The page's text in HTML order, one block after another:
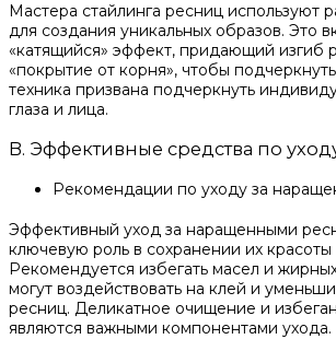
Мастера стайлинга ресниц используют
для создания уникальных образов. Это
«катящийся» эффект, придающий изгиб
«покрытие от корня», чтобы
техника призвана подчеркнуть
глаза и лица.
B. Эффективные средства по
Рекомендации по уходу за
Эффективный уход за наращенными
ключевую роль в сохранении их красоты
Рекомендуется избегать масел и
могут воздействовать на клей и
ресниц. Деликатное очищение и
являются важными компонентами ухода.